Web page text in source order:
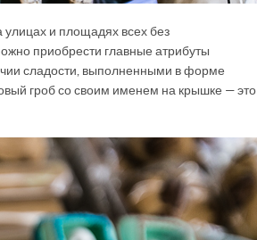
и площадях всех без
приобрести главные атрибуты
и сладости, выполненными в форме
гроб со своим именем на крышке — это